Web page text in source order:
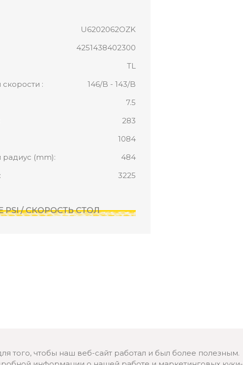
U6202062OZK
4251438402300
TL
:
146/B - 143/B
7.5
283
1084
радиус (mm):
484
3225
PSI / СКОРОСТЬ СТОЛ
того, чтобы наш веб-сайт работал и был более полезным.